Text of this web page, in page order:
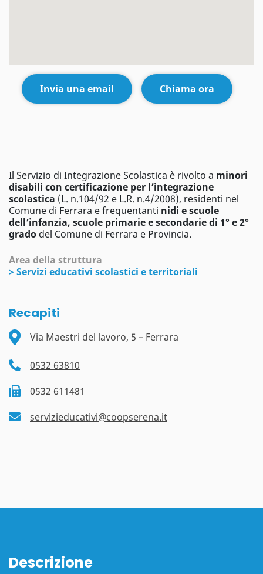
Invia una email Chiama ora
Il Servizio di Integrazione Scolastica è rivolto a minori
disabili con certificazione per l’integrazione
scolastica (L. n.104/92 e L.R. n.4/2008), residenti nel
Comune di Ferrara e frequentanti nidi e scuole
dell’infanzia, scuole primarie e secondarie di 1° e 2°
grado del Comune di Ferrara e Provincia.
Area della struttura
>Servizi educativi scolastici e territoriali
Recapiti
Via Maestri del lavoro, 5 – Ferrara
0532 63810
0532 611481
servizieducativi@coopserena.it
Descrizione